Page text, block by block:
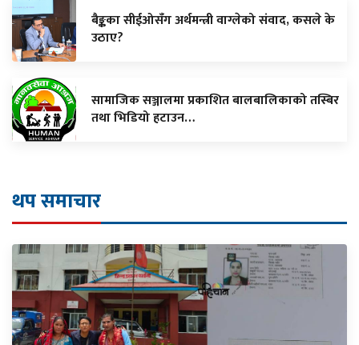
बैङ्कका सीईओसँग अर्थमन्त्री वाग्लेको संवाद, कसले के
उठाए?
सामाजिक सञ्जालमा प्रकाशित बालबालिकाको तस्बिर
तथा भिडियो हटाउन…
थप समाचार